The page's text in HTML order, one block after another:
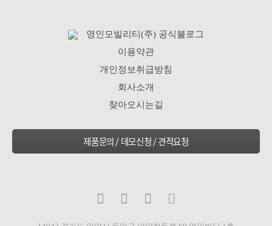
영인모빌리티(주) 공식블로그
이용약관
개인정보취급방침
회사소개
찾아오시는길